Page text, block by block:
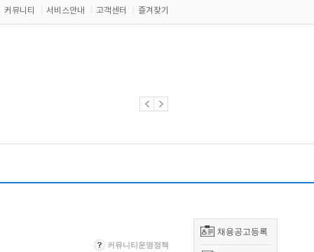
커뮤니티 서비스안내 고객센터 즐겨찾기
채용공고등록
커뮤니티운영정책